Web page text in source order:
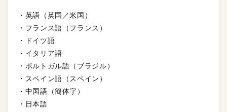
・英語（英国／米国）
・フランス語（フランス）
・ドイツ語
・イタリア語
・ポルトガル語（ブラジル）
・スペイン語（スペイン）
・中国語（簡体字）
・日本語